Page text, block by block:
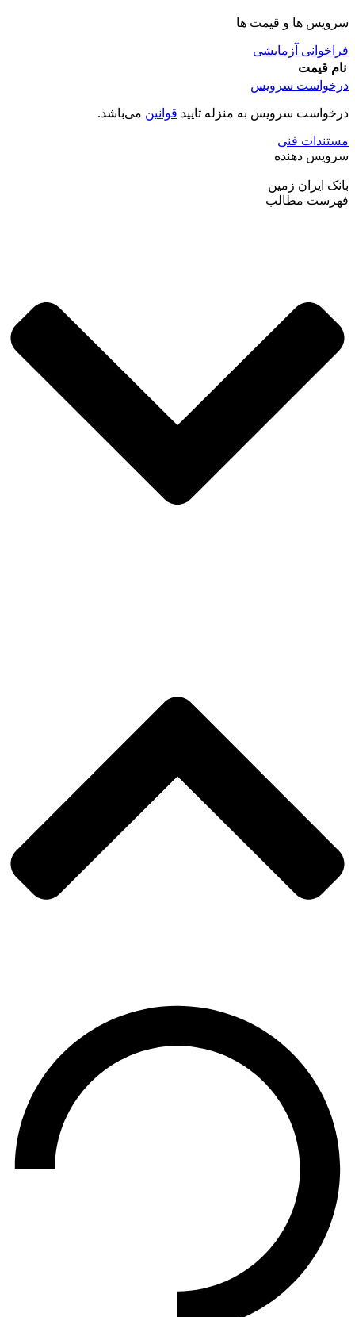
سرویس ها و قیمت ها
فراخوانی آزمایشی
نام قیمت
درخواست سرویس
درخواست سرویس به منزله تایید قوانین می‌باشد.
مستندات فنی
سرویس دهنده
بانک ایران زمین
فهرست مطالب